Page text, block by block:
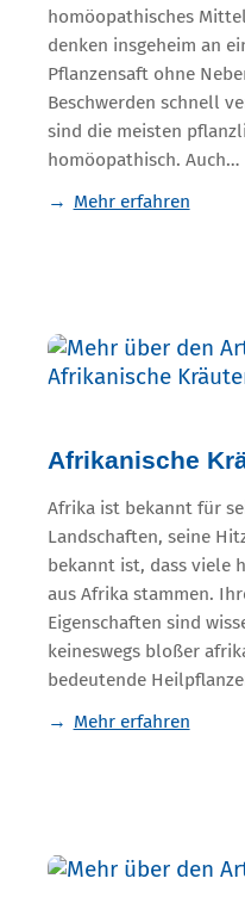
homöopathisches
denken insgeheim an
Pflanzensaft ohne
Beschwerden schnell
sind die meisten
homöopathisch. Auch…
Mehr erfahren
Afrikanische
Afrika ist bekannt für
Landschaften, seine
bekannt ist, dass viele
aus Afrika stammen.
Eigenschaften sind
keineswegs bloßer
bedeutende
Mehr erfahren